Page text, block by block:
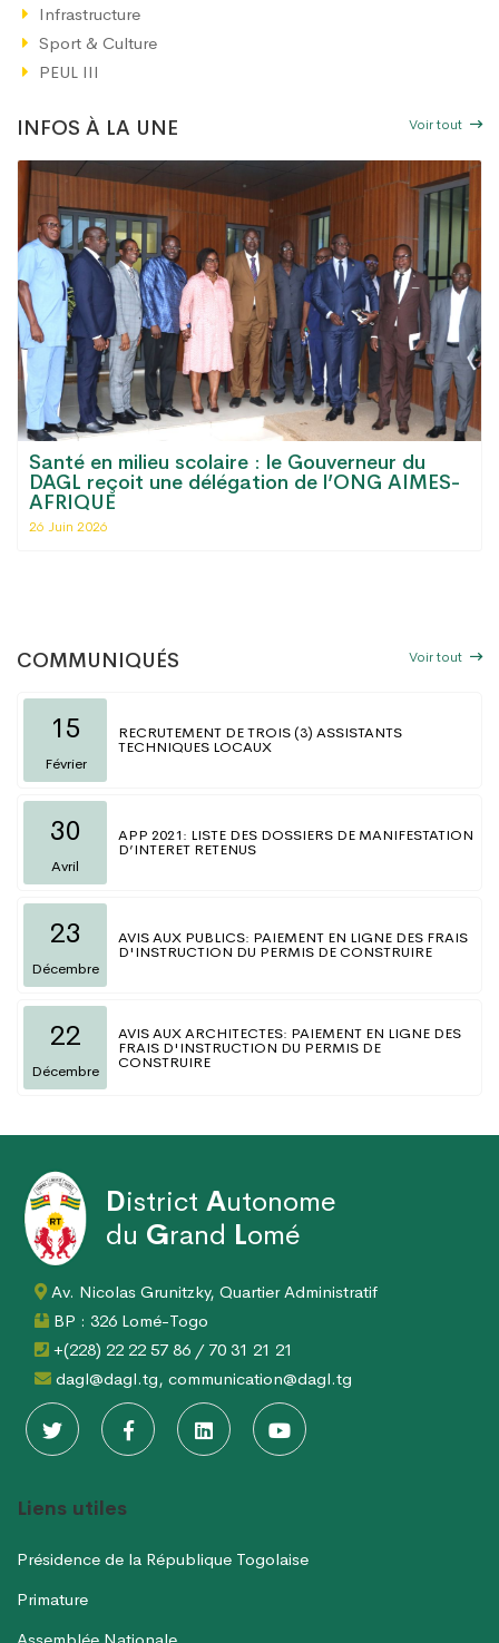
Infrastructure
Sport & Culture
PEUL III
INFOS À LA UNE Voir tout
Santé en milieu scolaire : le Gouverneur du
DAGL reçoit une délégation de l’ONG AIMES-
AFRIQUE
26 Juin 2026
COMMUNIQUÉS Voir tout
15
Février
RECRUTEMENT DE TROIS (3) ASSISTANTS
TECHNIQUES LOCAUX
30
Avril
APP 2021: LISTE DES DOSSIERS DE MANIFESTATION
D’INTERET RETENUS
23
Décembre
AVIS AUX PUBLICS: PAIEMENT EN LIGNE DES FRAIS
D'INSTRUCTION DU PERMIS DE CONSTRUIRE
22
Décembre
AVIS AUX ARCHITECTES: PAIEMENT EN LIGNE DES
FRAIS D'INSTRUCTION DU PERMIS DE
CONSTRUIRE
District Autonome
du Grand Lomé
Av. Nicolas Grunitzky, Quartier Administratif
BP : 326 Lomé-Togo
+(228) 22 22 57 86 / 70 31 21 21
dagl@dagl.tg, communication@dagl.tg
Liens utiles
Présidence de la République Togolaise
Primature